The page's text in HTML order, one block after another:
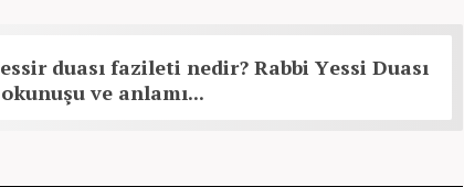
duası fazileti nedir? Rabbi Yessi Duası
ve anlamı...